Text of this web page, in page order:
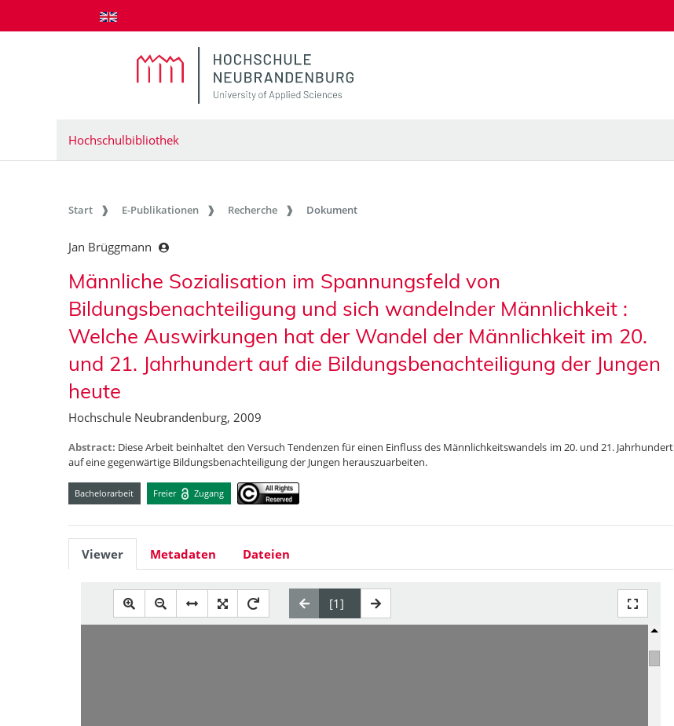
zum Inhalt springen
Hochschulbibliothek
Start E-Publikationen Recherche Dokument
Jan Brüggmann
Männliche Sozialisation im Spannungsfeld von
Bildungsbenachteiligung und sich wandelnder Männlichkeit :
Welche Auswirkungen hat der Wandel der Männlichkeit im 20.
und 21. Jahrhundert auf die Bildungsbenachteiligung der Jungen
heute
Hochschule Neubrandenburg, 2009
Abstract: Diese Arbeit beinhaltet den Versuch Tendenzen für einen Einfluss des Männlichkeitswandels im 20. und 21. Jahrhundert
auf eine gegenwärtige Bildungsbenachteiligung der Jungen herauszuarbeiten.
Bachelorarbeit Freier Zugang
Viewer Metadaten Dateien